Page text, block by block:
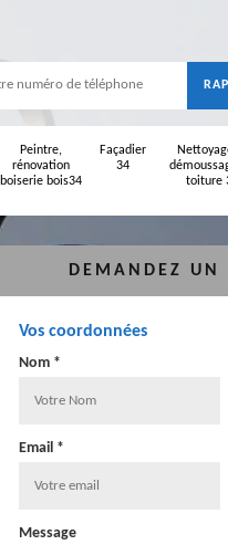
Peintre,
rénovation
boiserie bois34
Façadier
34
toiture
DEMANDEZ UN
Vos coordonnées
Nom *
Email *
Message